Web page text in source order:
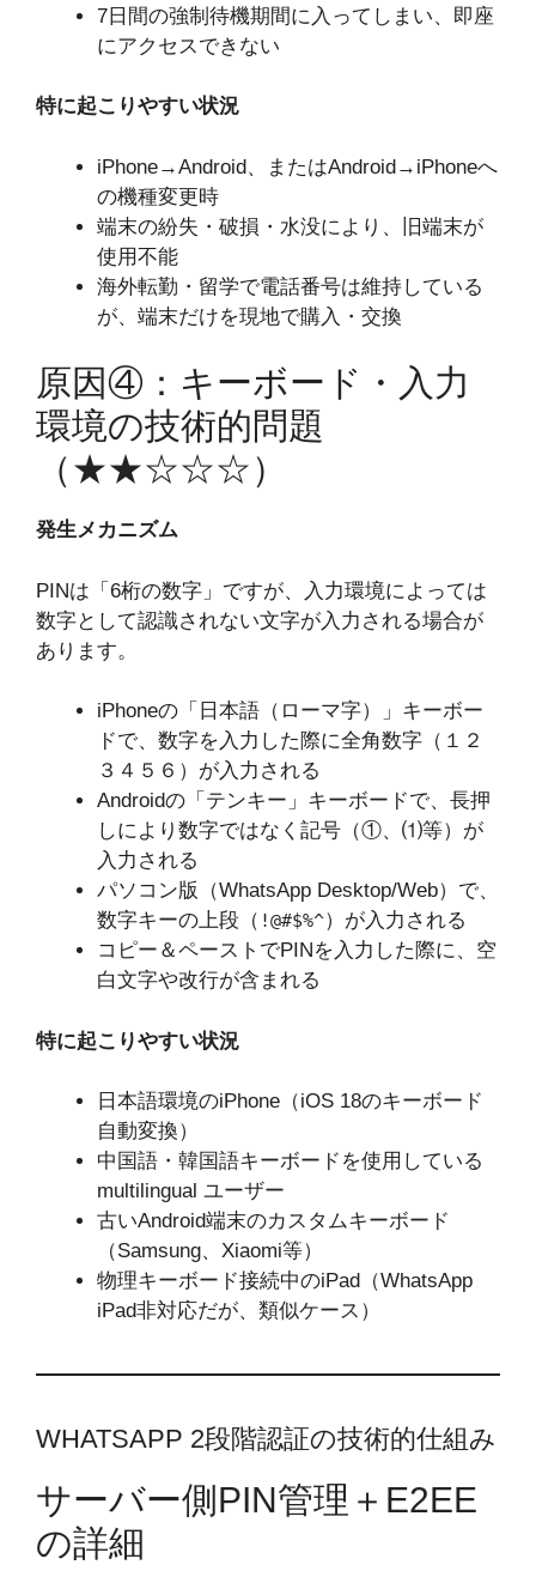
7日間の強制待機期間に入ってしまい、即座
にアクセスできない
特に起こりやすい状況
iPhone→Android、またはAndroid→iPhoneへ
の機種変更時
端末の紛失・破損・水没により、旧端末が
使用不能
海外転勤・留学で電話番号は維持している
が、端末だけを現地で購入・交換
原因④：キーボード・入力
環境の技術的問題
（★★☆☆☆）
発生メカニズム
PINは「6桁の数字」ですが、入力環境によっては
数字として認識されない文字が入力される場合が
あります。
iPhoneの「日本語（ローマ字）」キーボー
ドで、数字を入力した際に全角数字（１２
３４５６）が入力される
Androidの「テンキー」キーボードで、長押
しにより数字ではなく記号（①、⑴等）が
入力される
パソコン版（WhatsApp Desktop/Web）で、
数字キーの上段（ !@#$%^）が入力される
コピー＆ペーストでPINを入力した際に、空
白文字や改行が含まれる
特に起こりやすい状況
日本語環境のiPhone（iOS 18のキーボード
自動変換）
中国語・韓国語キーボードを使用している
multilingual ユーザー
古いAndroid端末のカスタムキーボード
（Samsung、Xiaomi等）
物理キーボード接続中のiPad（WhatsApp
iPad非対応だが、類似ケース）
WHATSAPP 2段階認証の技術的仕組み
サーバー側PIN管理＋E2EE
の詳細